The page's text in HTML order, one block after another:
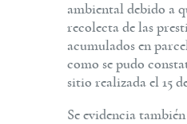
ambiental debido a
recolecta de las
acumulados en
como se pudo
sitio realizada el 15
Se evidencia